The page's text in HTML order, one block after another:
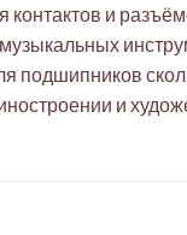
контактов и
и